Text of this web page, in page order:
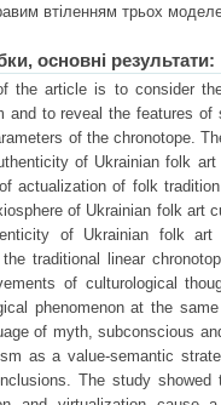
втіленням трьох
основні результати:
the article is to consider
and to reveal the features
of the chronotope.
of Ukrainian folk art
actualization of folk
of Ukrainian folk art
of Ukrainian folk art
traditional linear
of culturological
phenomenon at the
of myth, subconscious
as a value-semantic
The study